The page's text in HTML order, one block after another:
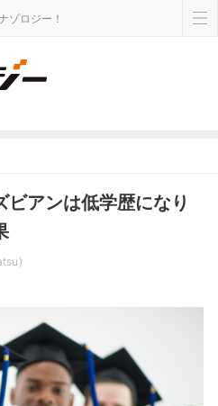
ゾロジー！
アンは低学歴になり